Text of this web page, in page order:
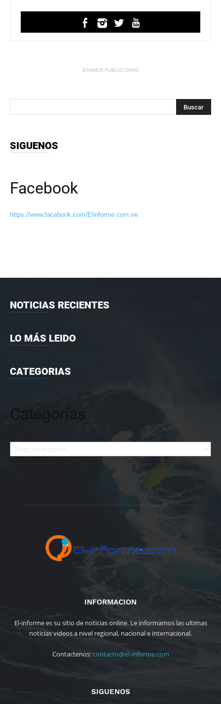
BANNER PUBLICITARIO
SIGUENOS
Facebook
https://www.facebook.com/Elinforme.com.ve
NOTICIAS RECIENTES
LO MÁS LEIDO
CATEGORIAS
Categorías
Categorías
INFORMACION
El-informe es su sitio de noticias online. Le informamos las ultimas
noticias videos a nivel regional, nacional e internacional.
Contactenos:contacto@el-informe.com
SIGUENOS